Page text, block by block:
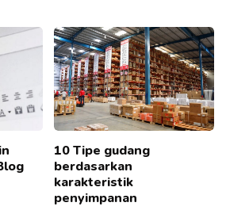
10 Tipe gudang
berdasarkan
karakteristik
penyimpanan